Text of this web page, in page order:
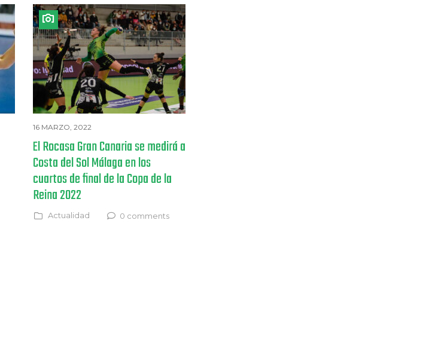
16 MARZO, 2022
El Rocasa Gran Canaria se medirá a
Costa del Sol Málaga en los
cuartos de final de la Copa de la
Reina 2022
Actualidad 0 comments